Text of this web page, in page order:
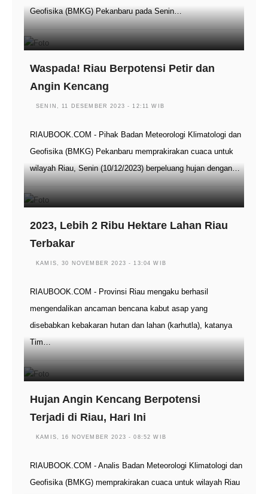
Geofisika (BMKG) Pekanbaru pada Senin…
Waspada! Riau Berpotensi Petir dan
Angin Kencang
SENIN, 11 DESEMBER 2023 - 12:11 WIB
RIAUBOOK.COM - Pihak Badan Meteorologi Klimatologi dan
Geofisika (BMKG) Pekanbaru memprakirakan cuaca untuk
wilayah Riau, Senin (10/12/2023) berpeluang hujan dengan…
2023, Lebih 2 Ribu Hektare Lahan Riau
Terbakar
KAMIS, 30 NOVEMBER 2023 - 13:04 WIB
RIAUBOOK.COM - Provinsi Riau mengaku berhasil
mengendalikan ancaman bencana kabut asap yang
disebabkan kebakaran hutan dan lahan (karhutla), katanya
Tim…
Hujan Angin Kencang Berpotensi
Terjadi di Riau, Hari Ini
KAMIS, 16 NOVEMBER 2023 - 08:52 WIB
RIAUBOOK.COM - Analis Badan Meteorologi Klimatologi dan
Geofisika (BMKG) memprakirakan cuaca untuk wilayah Riau